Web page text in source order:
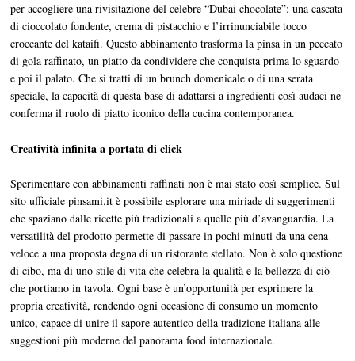
per accogliere una rivisitazione del celebre “Dubai chocolate”: una cascata
di cioccolato fondente, crema di pistacchio e l’irrinunciabile tocco
croccante del kataifi. Questo abbinamento trasforma la pinsa in un peccato
di gola raffinato, un piatto da condividere che conquista prima lo sguardo
e poi il palato. Che si tratti di un brunch domenicale o di una serata
speciale, la capacità di questa base di adattarsi a ingredienti così audaci ne
conferma il ruolo di piatto iconico della cucina contemporanea.
Creatività infinita a portata di click
Sperimentare con abbinamenti raffinati non è mai stato così semplice. Sul
sito ufficiale pinsami.it è possibile esplorare una miriade di suggerimenti
che spaziano dalle ricette più tradizionali a quelle più d’avanguardia. La
versatilità del prodotto permette di passare in pochi minuti da una cena
veloce a una proposta degna di un ristorante stellato. Non è solo questione
di cibo, ma di uno stile di vita che celebra la qualità e la bellezza di ciò
che portiamo in tavola. Ogni base è un’opportunità per esprimere la
propria creatività, rendendo ogni occasione di consumo un momento
unico, capace di unire il sapore autentico della tradizione italiana alle
suggestioni più moderne del panorama food internazionale.